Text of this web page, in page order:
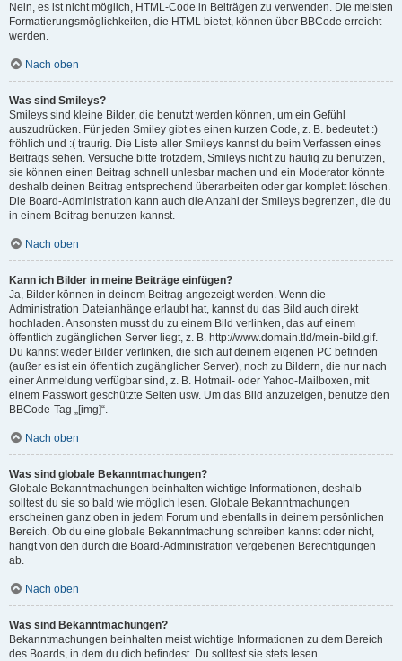
Nein, es ist nicht möglich, HTML-Code in Beiträgen zu verwenden. Die meisten
Formatierungsmöglichkeiten, die HTML bietet, können über BBCode erreicht
werden.
Nach oben
Was sind Smileys?
Smileys sind kleine Bilder, die benutzt werden können, um ein Gefühl
auszudrücken. Für jeden Smiley gibt es einen kurzen Code, z. B. bedeutet :)
fröhlich und :( traurig. Die Liste aller Smileys kannst du beim Verfassen eines
Beitrags sehen. Versuche bitte trotzdem, Smileys nicht zu häufig zu benutzen,
sie können einen Beitrag schnell unlesbar machen und ein Moderator könnte
deshalb deinen Beitrag entsprechend überarbeiten oder gar komplett löschen.
Die Board-Administration kann auch die Anzahl der Smileys begrenzen, die du
in einem Beitrag benutzen kannst.
Nach oben
Kann ich Bilder in meine Beiträge einfügen?
Ja, Bilder können in deinem Beitrag angezeigt werden. Wenn die
Administration Dateianhänge erlaubt hat, kannst du das Bild auch direkt
hochladen. Ansonsten musst du zu einem Bild verlinken, das auf einem
öffentlich zugänglichen Server liegt, z. B. http://www.domain.tld/mein-bild.gif.
Du kannst weder Bilder verlinken, die sich auf deinem eigenen PC befinden
(außer es ist ein öffentlich zugänglicher Server), noch zu Bildern, die nur nach
einer Anmeldung verfügbar sind, z. B. Hotmail- oder Yahoo-Mailboxen, mit
einem Passwort geschützte Seiten usw. Um das Bild anzuzeigen, benutze den
BBCode-Tag „[img]“.
Nach oben
Was sind globale Bekanntmachungen?
Globale Bekanntmachungen beinhalten wichtige Informationen, deshalb
solltest du sie so bald wie möglich lesen. Globale Bekanntmachungen
erscheinen ganz oben in jedem Forum und ebenfalls in deinem persönlichen
Bereich. Ob du eine globale Bekanntmachung schreiben kannst oder nicht,
hängt von den durch die Board-Administration vergebenen Berechtigungen
ab.
Nach oben
Was sind Bekanntmachungen?
Bekanntmachungen beinhalten meist wichtige Informationen zu dem Bereich
des Boards, in dem du dich befindest. Du solltest sie stets lesen.